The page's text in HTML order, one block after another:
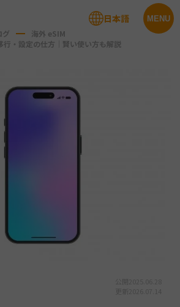
MENU
日本語
海外 eSIM
・設定の仕方｜賢い使い方も解説